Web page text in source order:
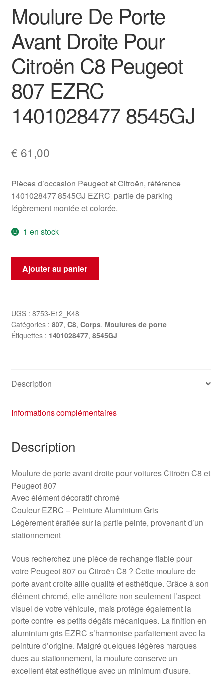
Moulure De Porte
Avant Droite Pour
Citroën C8 Peugeot
807 EZRC
1401028477 8545GJ
€ 61,00
Pièces d’occasion Peugeot et Citroën, référence
1401028477 8545GJ EZRC, partie de parking
légèrement montée et colorée.
1 en stock
quantité
Porte
Avant
Droite
Peugeot
EZRC
Ajouter au panier
UGS : 8753-E12_K48
Catégories : 807, C8, Corps, Moulures de porte
Étiquettes : 1401028477, 8545GJ
Description
Informations complémentaires
Description
Moulure de porte avant droite pour voitures Citroën C8 et
Peugeot 807
Avec élément décoratif chromé
Couleur EZRC – Peinture Aluminium Gris
Légèrement éraflée sur la partie peinte, provenant d’un
stationnement
Vous recherchez une pièce de rechange fiable pour
votre Peugeot 807 ou Citroën C8 ? Cette moulure de
porte avant droite allie qualité et esthétique. Grâce à son
élément chromé, elle améliore non seulement l’aspect
visuel de votre véhicule, mais protège également la
porte contre les petits dégâts mécaniques. La finition en
aluminium gris EZRC s’harmonise parfaitement avec la
peinture d’origine. Malgré quelques légères marques
dues au stationnement, la moulure conserve un
excellent état esthétique avec un minimum d’usure.